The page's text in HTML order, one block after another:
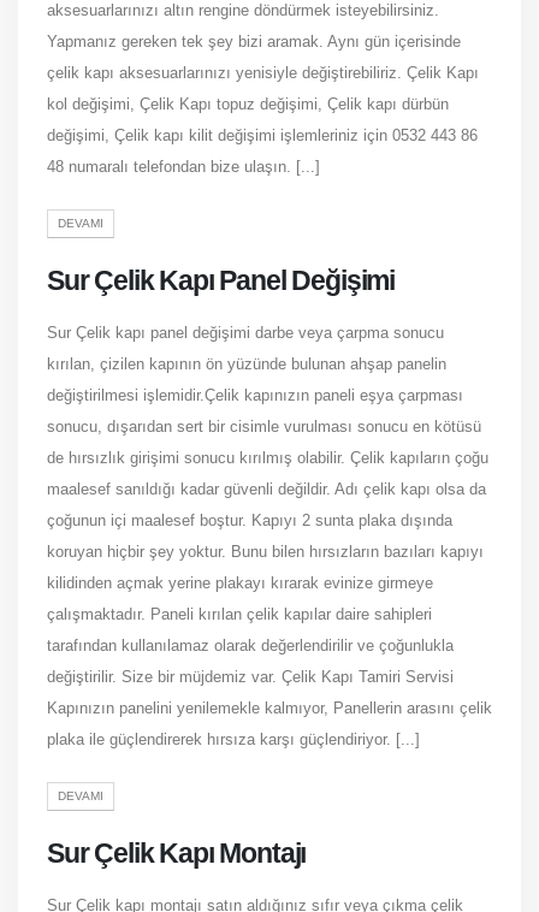
aksesuarlarınızı altın rengine döndürmek isteyebilirsiniz.
Yapmanız gereken tek şey bizi aramak. Aynı gün içerisinde
çelik kapı aksesuarlarınızı yenisiyle değiştirebiliriz. Çelik Kapı
kol değişimi, Çelik Kapı topuz değişimi, Çelik kapı dürbün
değişimi, Çelik kapı kilit değişimi işlemleriniz için 0532 443 86
48 numaralı telefondan bize ulaşın. [...]
DEVAMI
Sur Çelik Kapı Panel Değişimi
Sur Çelik kapı panel değişimi darbe veya çarpma sonucu
kırılan, çizilen kapının ön yüzünde bulunan ahşap panelin
değiştirilmesi işlemidir.Çelik kapınızın paneli eşya çarpması
sonucu, dışarıdan sert bir cisimle vurulması sonucu en kötüsü
de hırsızlık girişimi sonucu kırılmış olabilir. Çelik kapıların çoğu
maalesef sanıldığı kadar güvenli değildir. Adı çelik kapı olsa da
çoğunun içi maalesef boştur. Kapıyı 2 sunta plaka dışında
koruyan hiçbir şey yoktur. Bunu bilen hırsızların bazıları kapıyı
kilidinden açmak yerine plakayı kırarak evinize girmeye
çalışmaktadır. Paneli kırılan çelik kapılar daire sahipleri
tarafından kullanılamaz olarak değerlendirilir ve çoğunlukla
değiştirilir. Size bir müjdemiz var. Çelik Kapı Tamiri Servisi
Kapınızın panelini yenilemekle kalmıyor, Panellerin arasını çelik
plaka ile güçlendirerek hırsıza karşı güçlendiriyor. [...]
DEVAMI
Sur Çelik Kapı Montajı
Sur Çelik kapı montajı satın aldığınız sıfır veya çıkma çelik